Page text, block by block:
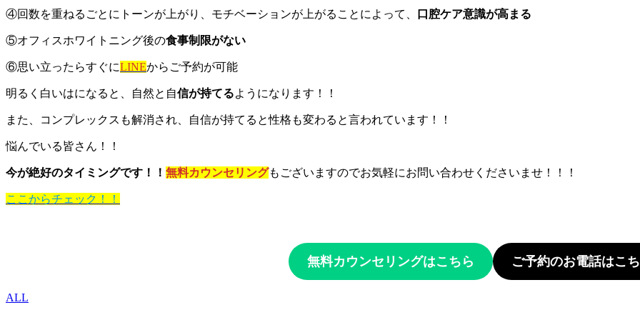
④回数を重ねるごとにトーンが上がり、モチベーションが上がることによって、 口腔ケア意識が高まる
⑤オフィスホワイトニング後の食事制限がない
⑥思い立ったらすぐにLINEからご予約が可能
明るく白いはになると、自然と自信が持てるようになります！！
また、コンプレックスも解消され、自信が持てると性格も変わると言われています！！
悩んでいる皆さん！！
今が絶好のタイミングです！！ 無料カウンセリングもございますのでお気軽にお問い合わせくださいませ！！！
ここからチェック！！
無料カウンセリングはこちら ご予約のお電話はこ
ALL